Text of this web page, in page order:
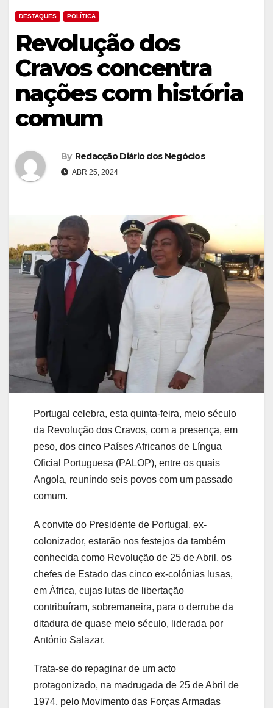
DESTAQUES POLÍTICA
Revolução dos
Cravos concentra
nações com história
comum
By Redacção Diário dos Negócios
ABR 25, 2024
Portugal celebra, esta quinta-feira, meio século
da Revolução dos Cravos, com a presença, em
peso, dos cinco Países Africanos de Língua
Oficial Portuguesa (PALOP), entre os quais
Angola, reunindo seis povos com um passado
comum.
A convite do Presidente de Portugal, ex-
colonizador, estarão nos festejos da também
conhecida como Revolução de 25 de Abril, os
chefes de Estado das cinco ex-colónias lusas,
em África, cujas lutas de libertação
contribuíram, sobremaneira, para o derrube da
ditadura de quase meio século, liderada por
António Salazar.
Trata-se do repaginar de um acto
protagonizado, na madrugada de 25 de Abril de
1974, pelo Movimento das Forças Armadas